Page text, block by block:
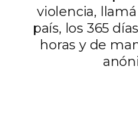
violencia,
país, los 365
horas y de